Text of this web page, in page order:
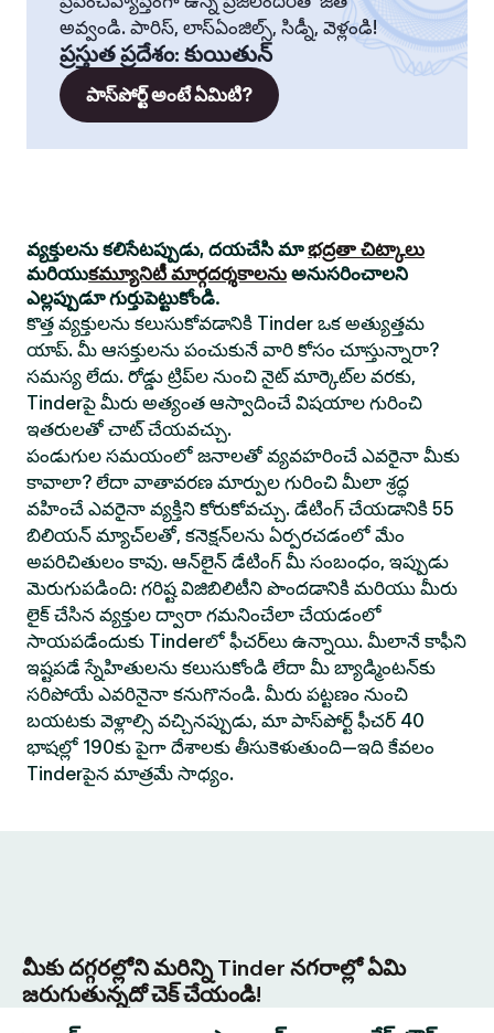
అవ్వండి. పారిస్, లాస్‌ఏంజిల్స్, సిడ్నీ, వెళ్లండి!
ప్రస్తుత ప్రదేశం: కుయితున్
పాస్‌పోర్ట్ అంటే ఏమిటి?
వ్యక్తులను కలిసేటప్పుడు, దయచేసి మాభద్రతా చిట్కాలు
మరియుకమ్యూనిటీ మార్గదర్శకాలను అనుసరించాలని
ఎల్లప్పుడూ గుర్తుపెట్టుకోండి.
కొత్త వ్యక్తులను కలుసుకోవడానికి Tinder ఒక అత్యుత్తమ
యాప్. మీ ఆసక్తులను పంచుకునే వారి కోసం చూస్తున్నారా?
సమస్య లేదు. రోడ్డు ట్రిప్‌ల నుంచి నైట్ మార్కెట్‌ల వరకు,
Tinderపై మీరు అత్యంత ఆస్వాదించే విషయాల గురించి
ఇతరులతో చాట్ చేయవచ్చు.
పండుగుల సమయంలో జనాలతో వ్యవహరించే ఎవరైనా మీకు
కావాలా? లేదా వాతావరణ మార్పుల గురించి మీలా శ్రద్ధ
వహించే ఎవరైనా వ్యక్తిని కోరుకోవచ్చు. డేటింగ్ చేయడానికి 55
బిలియన్ మ్యాచ్‌లతో, కనెక్షన్‌లను ఏర్పరచడంలో మేం
అపరిచితులం కావు. ఆన్‌లైన్ డేటింగ్ మీ సంబంధం, ఇప్పుడు
మెరుగుపడింది: గరిష్ట విజిబిలిటీని పొందడానికి మరియు మీరు
లైక్ చేసిన వ్యక్తుల ద్వారా గమనించేలా చేయడంలో
సాయపడేందుకు Tinderలో ఫీచర్‌లు ఉన్నాయి. మీలానే కాఫీని
ఇష్టపడే స్నేహితులను కలుసుకోండి లేదా మీ బ్యాడ్మింటన్‌కు
సరిపోయే ఎవరినైనా కనుగొనండి. మీరు పట్టణం నుంచి
బయటకు వెళ్లాల్సి వచ్చినప్పుడు, మా పాస్‌పోర్ట్ ఫీచర్ 40
భాషల్లో 190కు పైగా దేశాలకు తీసుకెళుతుంది—ఇది కేవలం
Tinderపైన మాత్రమే సాధ్యం.
మీకు దగ్గరల్లోని మరిన్ని Tinder నగరాల్లో ఏమి
జరుగుతున్నదో చెక్ చేయండి!